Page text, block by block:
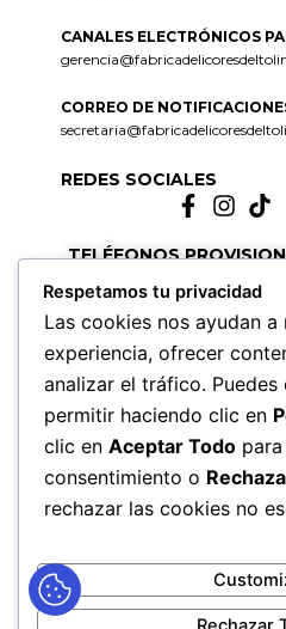
CANALES ELECTRÓNICOS
CORREO DE
REDES SOCIALES
TELÉFONOS
(+57) 317-700-1304 Mercadeo y
HORARIOS DE
Lunes a Jueves de 7:00 AM a
Viernes de 7:00 AM a 12:00 M
HORARIOS DE
CORRESPONDENCIA
Viernes de 7:30 AM a 11:30 PM
Respetamos tu privacidad
Las cookies nos ayudan a
experiencia, ofrecer
analizar el tráfico.
permitir haciendo clic en
clic en Aceptar Todo
consentimiento o
rechazar las cookies no